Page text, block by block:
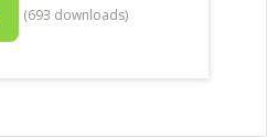
(693 downloads)